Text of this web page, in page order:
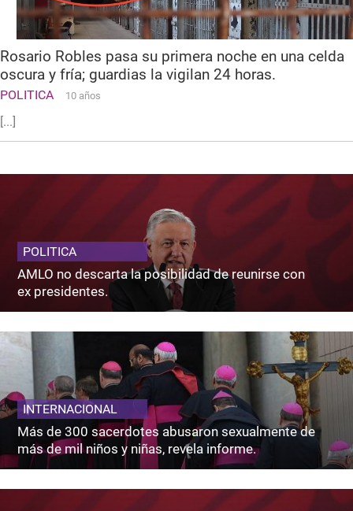
Rosario Robles pasa su primera noche en una celda
oscura y fría; guardias la vigilan 24 horas.
POLITICA 10 años
[...]
POLITICA
AMLO no descarta la posibilidad de reunirse con
ex presidentes.
INTERNACIONAL
Más de 300 sacerdotes abusaron sexualmente de
más de mil niños y niñas, revela informe.